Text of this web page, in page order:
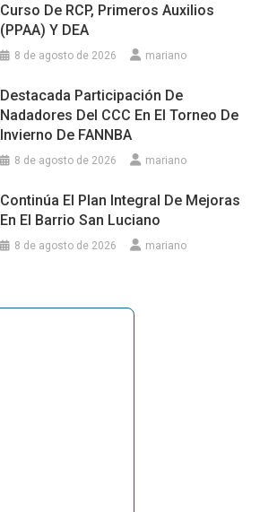
Curso De RCP, Primeros Auxilios
(PPAA) Y DEA
8 de agosto de 2026 mariano
Destacada Participación De
Nadadores Del CCC En El Torneo De
Invierno De FANNBA
8 de agosto de 2026 mariano
Continúa El Plan Integral De Mejoras
En El Barrio San Luciano
8 de agosto de 2026 mariano